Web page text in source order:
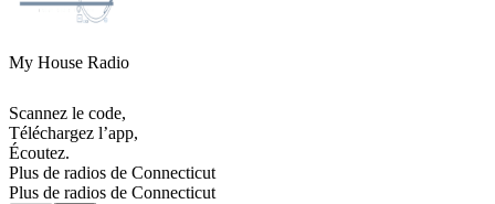
My House Radio
Scannez le code,
Téléchargez l’app,
Écoutez.
Plus de radios de Connecticut
Plus de radios de Connecticut